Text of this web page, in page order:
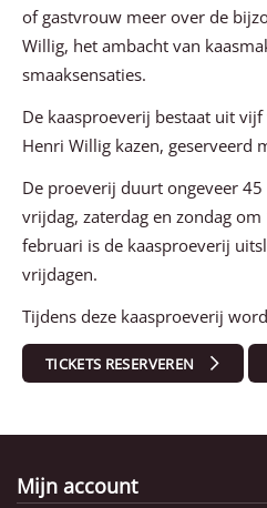
of gastvrouw meer over de
Willig, het ambacht van
smaaksensaties.
De kaasproeverij bestaat uit
Henri Willig kazen, geserveerd
De proeverij duurt ongeveer
vrijdag, zaterdag en zondag
februari is de kaasproeverij
vrijdagen.
Tijdens deze kaasproeverij
TICKETS RESERVEREN
Mijn account